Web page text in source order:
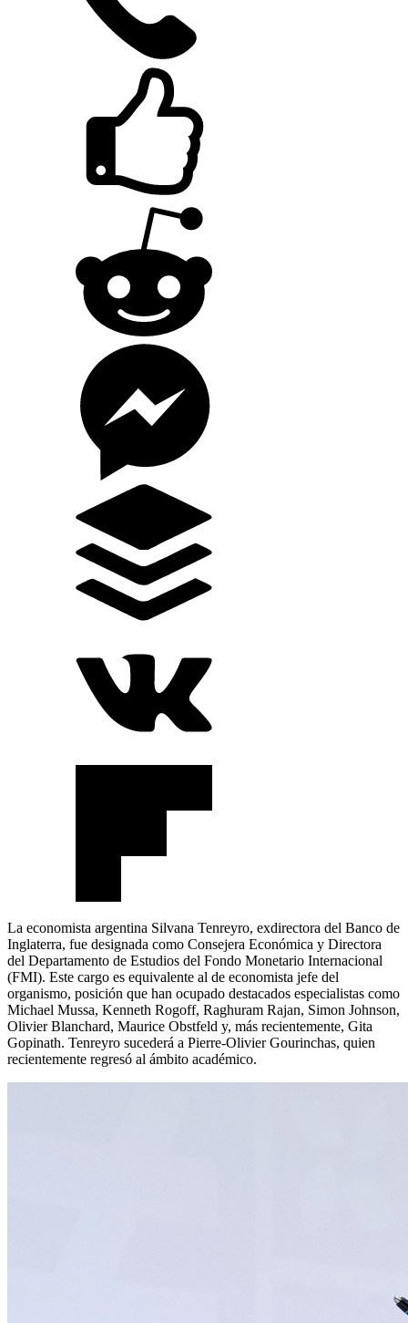
La economista argentina Silvana Tenreyro, exdirectora del Banco de
Inglaterra, fue designada como Consejera Económica y Directora
del Departamento de Estudios del Fondo Monetario Internacional
(FMI). Este cargo es equivalente al de economista jefe del
organismo, posición que han ocupado destacados especialistas como
Michael Mussa, Kenneth Rogoff, Raghuram Rajan, Simon Johnson,
Olivier Blanchard, Maurice Obstfeld y, más recientemente, Gita
Gopinath. Tenreyro sucederá a Pierre-Olivier Gourinchas, quien
recientemente regresó al ámbito académico.